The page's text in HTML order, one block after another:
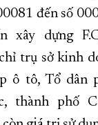
đến số
xây dựng
trụ sở kinh
ô tô, Tổ dân
thành phố